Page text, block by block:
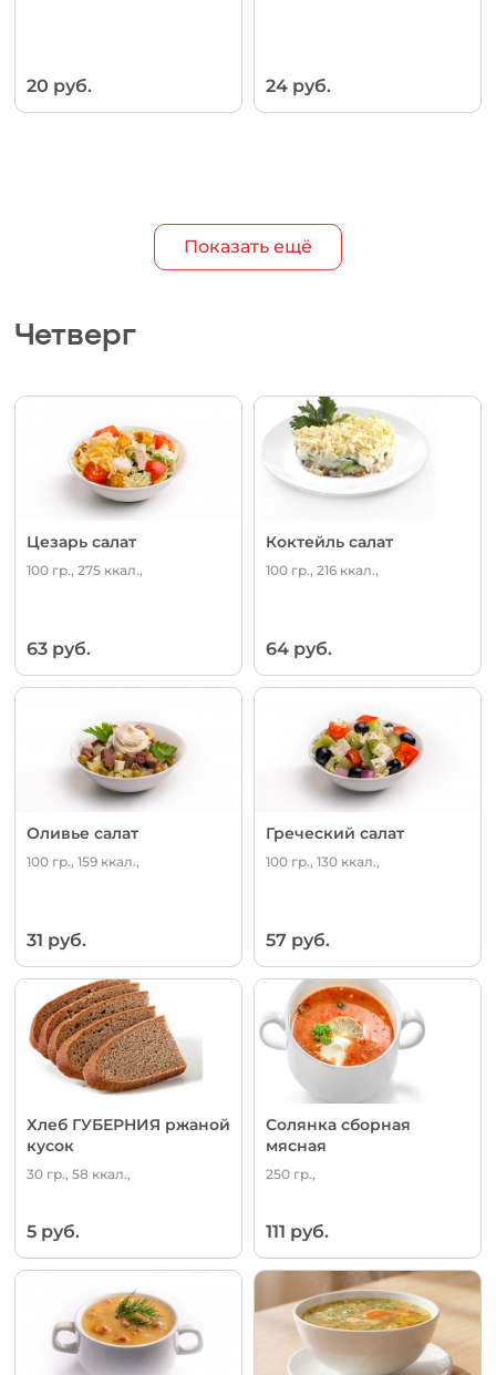
20 руб. 24 руб.
Показать ещё
Четверг
Цезарь салат
100 гр., 275 ккал.,
63 руб.
Коктейль салат
100 гр., 216 ккал.,
64 руб.
Оливье салат
100 гр., 159 ккал.,
31 руб.
Греческий салат
100 гр., 130 ккал.,
57 руб.
Хлеб ГУБЕРНИЯ ржаной
кусок
30 гр., 58 ккал.,
5 руб.
Солянка сборная
мясная
250 гр.,
111 руб.